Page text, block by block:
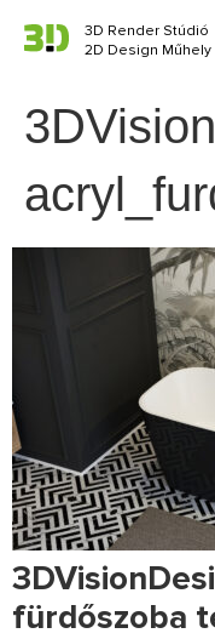
3D Render Stúdió
2D Design Műhely
fürdőszoba